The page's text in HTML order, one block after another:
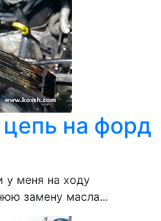
на форд
у меня на ходу
замену масла...